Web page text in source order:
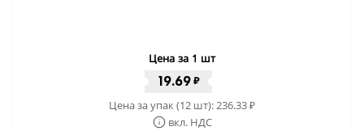
Цена за 1 шт
19.69 ₽
Цена за упак (12 шт): 236.33₽
вкл. НДС